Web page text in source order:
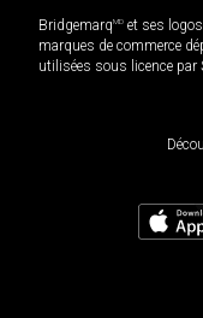
BridgemarqMD et ses
marques de commerce
utilisées sous licence